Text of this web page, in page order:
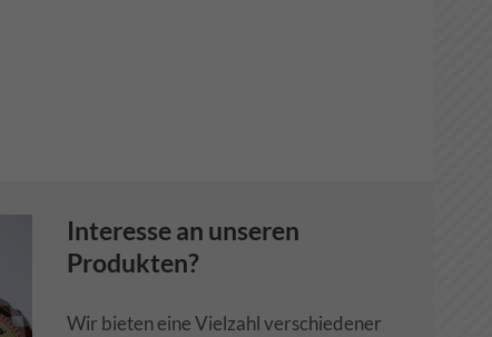
Interesse an unseren
Produkten?
Wir bieten eine Vielzahl verschiedener